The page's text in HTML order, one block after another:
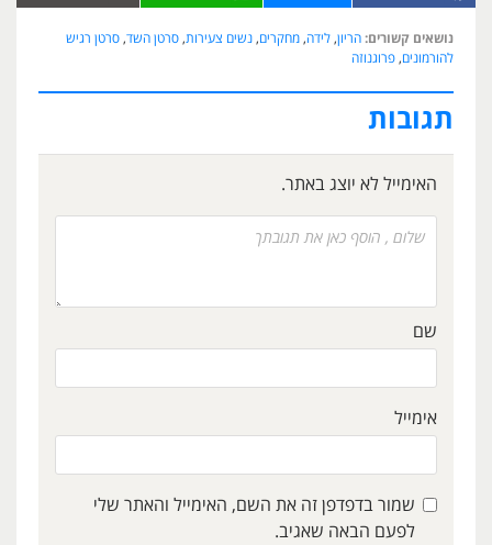
נושאים קשורים: הריון, לידה, מחקרים, נשים צעירות, סרטן השד, סרטן רגיש
להורמונים, פרוגנוזה
תגובות
האימייל לא יוצג באתר.
שם
אימייל
שמור בדפדפן זה את השם, האימייל והאתר שלי
לפעם הבאה שאגיב.